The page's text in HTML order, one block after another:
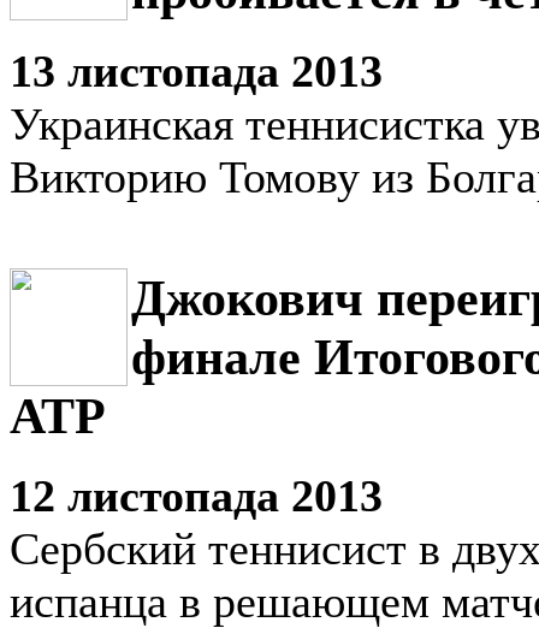
13 листопада 2013
Украинская теннисистка
Викторию Томову из
Джокович
финале
АТР
12 листопада 2013
Сербский теннисист в
испанца в решающем